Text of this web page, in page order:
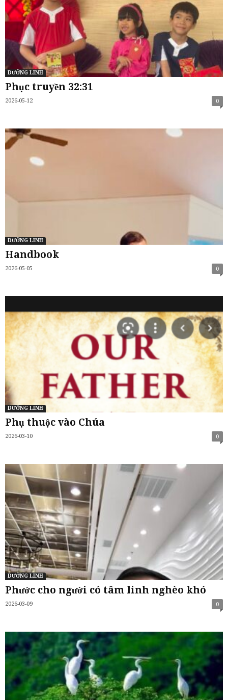
DƯỠNG LINH
Phục truyền 32:31
2026-05-12 0
DƯỠNG LINH
Handbook
2026-05-05 0
DƯỠNG LINH
Phụ thuộc vào Chúa
2026-03-10 0
DƯỠNG LINH
Phước cho người có tâm linh nghèo khó
2026-03-09 0